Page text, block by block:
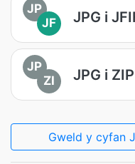
JP
JF
JPG i
JP
ZI
JPG i ZIP
Gweld y cyfan